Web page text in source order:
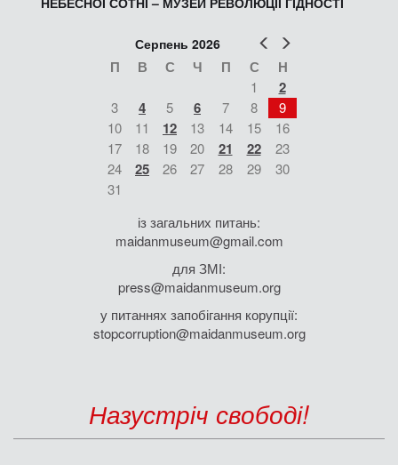
Попер
Серпень 2026
П В С Ч П С Н
1 2
3 4 5 6 7 8
9
10
11 12 13 14 15
16
17
18 19 20 21 22
23
24
25 26 27 28 29
30
31
із загальних питань:
maidanmuseum@gmail.com
для ЗМІ:
press@maidanmuseum.org
у питаннях запобігання корупції:
stopcorruption@maidanmuseum.org
Назустріч свободі!